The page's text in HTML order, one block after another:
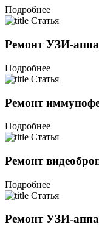
Подробнее
Статья
Ремонт УЗИ-
Подробнее
Статья
Ремонт
Подробнее
Статья
Ремонт
Подробнее
Статья
Ремонт УЗИ-